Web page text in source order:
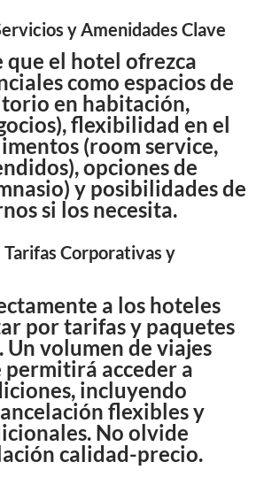
y Amenidades Clave
que el hotel ofrezca
como espacios de
en habitación,
flexibilidad en el
(room service,
opciones de
y posibilidades de
si los necesita.
Tarifas Corporativas y
a los hoteles
por tarifas y paquetes
volumen de viajes
acceder a
incluyendo
flexibles y
No olvide
calidad-precio.